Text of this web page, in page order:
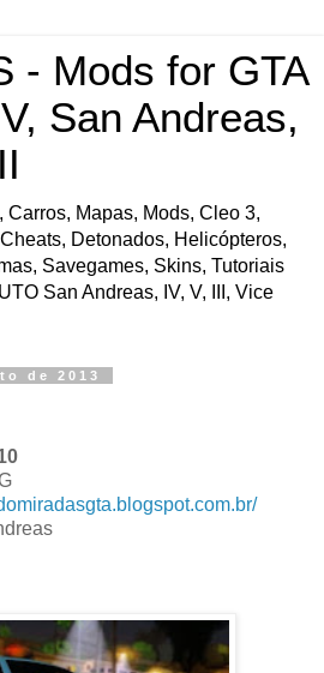
- Mods for GTA
San Andreas,
Carros, Mapas, Mods, Cleo 3,
Detonados, Helicópteros,
Savegames, Skins, Tutoriais
San Andreas, IV, V, III, Vice
de 2013